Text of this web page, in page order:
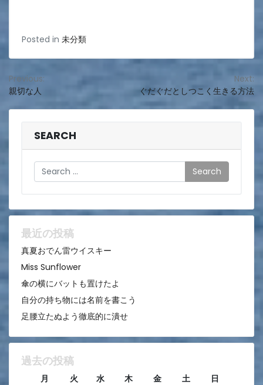
Posted in 未分類
投
稿
ビ
シ
ョ
ン
Previous:
親切な人
Next:
ぐだぐだとしつこく生きる方法
SEARCH
Search
最近の投稿
真夏おでん雷ウイスキー
Miss Sunflower
傘の横にバットも置けたよ
自分の持ち物には名前を書こう
足腰立たぬよう徹底的に潰せ
過去の投稿
月 火 水 木 金 土
日